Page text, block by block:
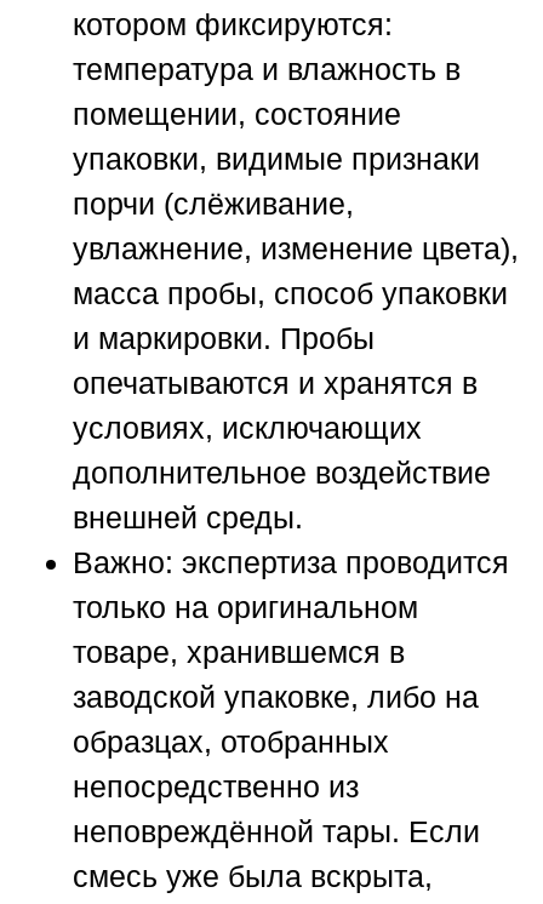
котором фиксируются:
температура и влажность в
помещении, состояние
упаковки, видимые признаки
порчи (слёживание,
увлажнение, изменение цвета),
масса пробы, способ упаковки
и маркировки. Пробы
опечатываются и хранятся в
условиях, исключающих
дополнительное воздействие
внешней среды.
Важно: экспертиза проводится
только на оригинальном
товаре, хранившемся в
заводской упаковке, либо на
образцах, отобранных
непосредственно из
неповреждённой тары. Если
смесь уже была вскрыта,